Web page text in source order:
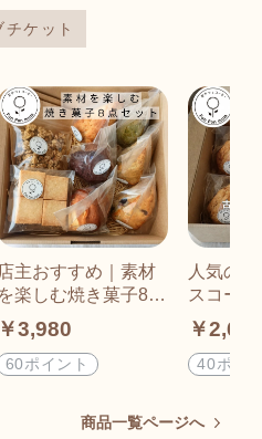
チケット
店主おすすめ｜素材
を楽しむ焼き菓子8点
セット
￥3,980
60ポイント
人気の
スコー
個セット
￥
40ポイ
商品一覧ページへ